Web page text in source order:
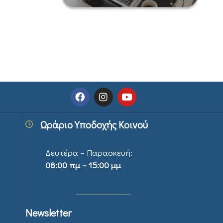
Ωράριο Υποδοχής Κοινού
Δευτέρα – Παρασκευή:
08:00 πμ – 15:00 μμ
Newsletter